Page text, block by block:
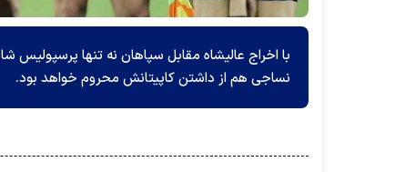
با اخراج عالیشاه مقابل سپاهان نه تنها
نساجی هم از داشتن کاپیتانش محروم خواهد بود.